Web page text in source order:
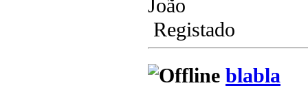
João
Registado
blabla